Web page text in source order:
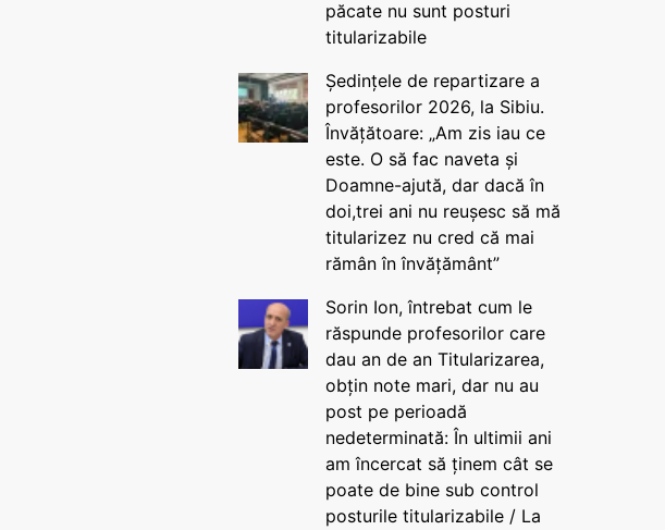
păcate nu sunt posturi
titularizabile
Ședințele de repartizare a
profesorilor 2026, la Sibiu.
Învățătoare: „Am zis iau ce
este. O să fac naveta și
Doamne-ajută, dar dacă în
doi,trei ani nu reușesc să mă
titularizez nu cred că mai
rămân în învățământ”
Sorin Ion, întrebat cum le
răspunde profesorilor care
dau an de an Titularizarea,
obțin note mari, dar nu au
post pe perioadă
nedeterminată: În ultimii ani
am încercat să ținem cât se
poate de bine sub control
posturile titularizabile / La